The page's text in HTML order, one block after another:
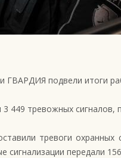
ГВАРДИЯ подвели итоги
449 тревожных сигналов,
тревоги
сигнализации передали